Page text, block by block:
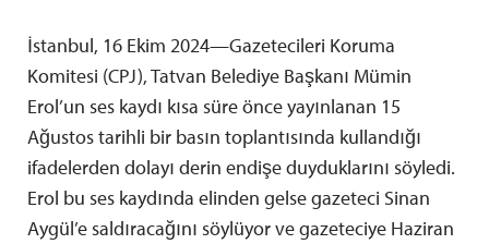
İstanbul, 16 Ekim 2024—Gazetecileri Koruma
Komitesi (CPJ), Tatvan Belediye Başkanı Mümin
Erol’un ses kaydı kısa süre önce yayınlanan 15
Ağustos tarihli bir basın toplantısında kullandığı
ifadelerden dolayı derin endişe duyduklarını söyledi.
Erol bu ses kaydında elinden gelse gazeteci Sinan
Aygül’e saldıracağını söylüyor ve gazeteciye Haziran